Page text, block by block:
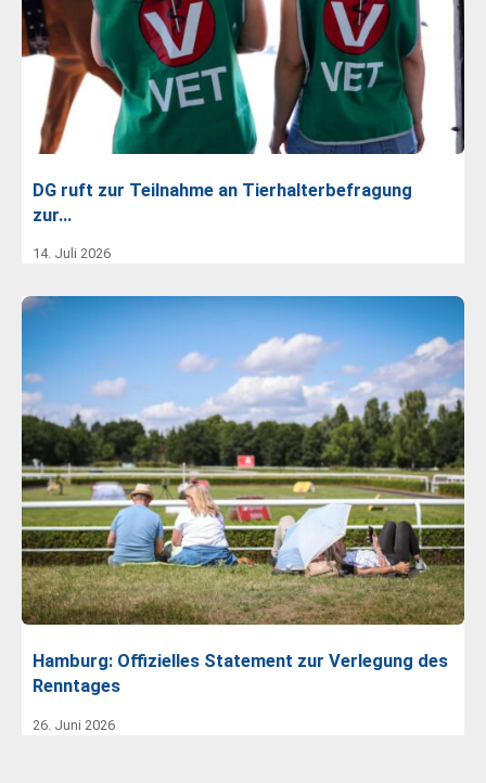
DG ruft zur Teilnahme an Tierhalterbefragung
zur…
14. Juli 2026
Hamburg: Offizielles Statement zur Verlegung des
Renntages
26. Juni 2026